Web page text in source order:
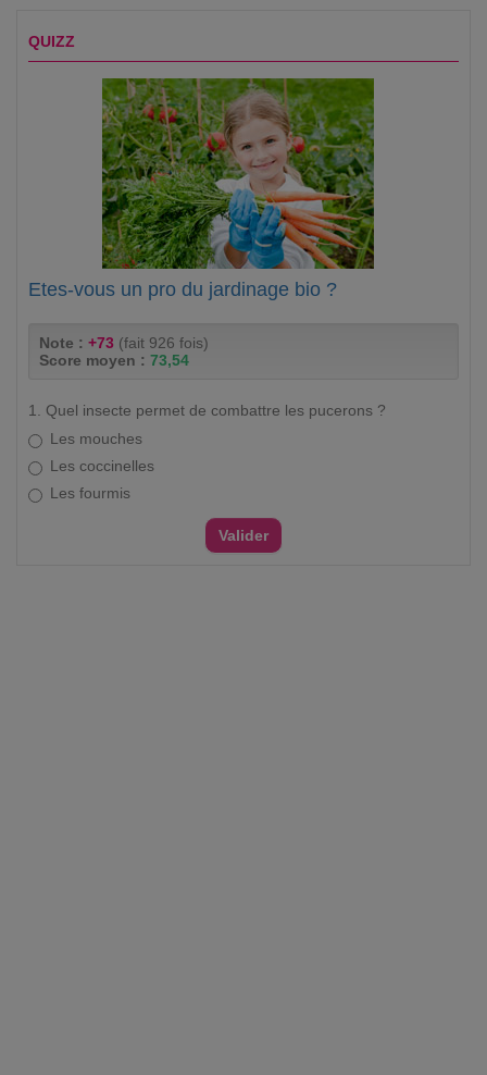
QUIZZ
Etes-vous un pro du jardinage bio ?
Note : +73 (fait 926 fois)
Score moyen : 73,54
1. Quel insecte permet de combattre les pucerons ?
Les mouches
Les coccinelles
Les fourmis